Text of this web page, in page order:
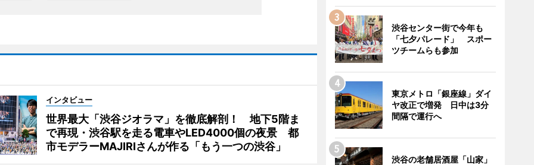
インタビュー
世界最大「渋谷ジオラマ」を徹底解剖！ 地下5階ま
で再現・渋谷駅を走る電車やLED4000個の夜景 都
市モデラーMAJIRIさんが作る「もう一つの渋谷」
渋谷センター街で今年も
「七夕パレード」 スポー
ツチームらも参加
東京メトロ「銀座線」ダイ
ヤ改正で増発 日中は3分
間隔で運行へ
渋谷の老舗居酒屋「山家」